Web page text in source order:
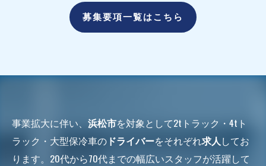
募集要項一覧はこちら
事業拡大に伴い、 浜松市を対象として2tトラック・4tト
ラック・大型保冷車の ドライバーをそれぞれ求人 してお
ります。20代から70代までの幅広いスタッフが活躍して